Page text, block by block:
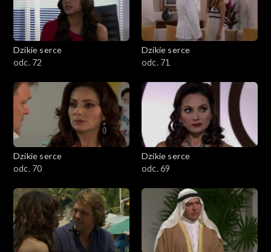
Dzikie serce
odc. 72
Dzikie serce
odc. 71
Dzikie serce
odc. 70
Dzikie serce
odc. 69